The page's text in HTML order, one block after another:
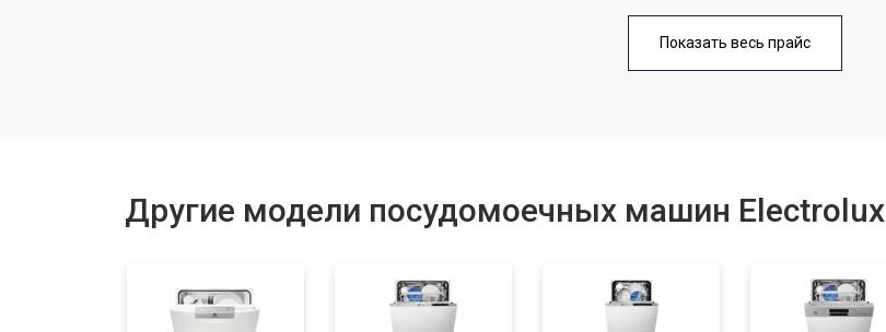
от 100 мин
Ремонт или замена петли двери от 60 мин
Показать весь прайс
Другие модели посудомоечных машин Electrolux